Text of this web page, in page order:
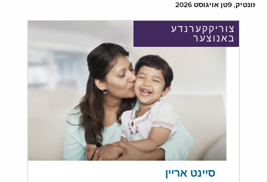
זונטיק, 9טן אויגוסט 2026
צוריקקערנדע
באנוצער
סיינט אריין